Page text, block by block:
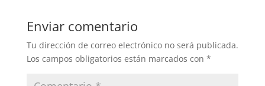
Enviar comentario
Tu dirección de correo electrónico no será publicada.
Los campos obligatorios están marcados con *